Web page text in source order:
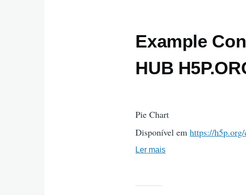
Example
HUB
Pie Chart
Disponível emhttps://
Ler mais